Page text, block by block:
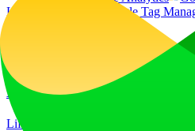
Hosted Libraries
Google Tag
jQuery:3.6.4
LiftOff
LiftOffは、メーカーが製品をロ